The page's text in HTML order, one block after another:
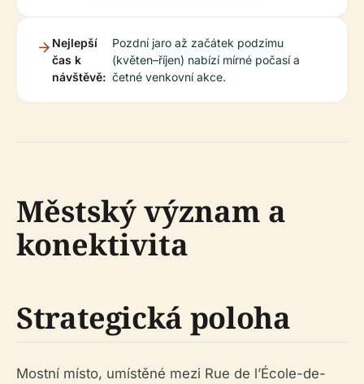
Nejlepší
čas k
návštěvě:
Pozdní jaro až začátek podzimu
(květen–říjen) nabízí mírné počasí a
četné venkovní akce.
Městský význam a
konektivita
Strategická poloha
Mostní místo, umístěné mezi Rue de l’École-de-